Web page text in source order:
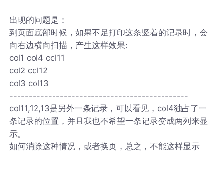
出现的问题是：
到页面底部时候，如果不足打印这条竖着的记录时，会
向右边横向扫描，产生这样效果:
col1 col4 col11
col2 col12
col3 col13
----------------------------------------------
col11,12,13是另外一条记录，可以看见，col4独占了一
条记录的位置，并且我也不希望一条记录变成两列来显
示。
如何消除这种情况，或者换页，总之，不能这样显示